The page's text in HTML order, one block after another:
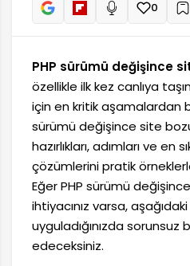
Sesli oku0 +
PHP sürümü değişince
özellikle ilk kez canlıya
için en kritik aşamalardan
sürümü değişince site
hazırlıkları, adımları ve en
çözümlerini pratik
Eğer PHP sürümü
ihtiyacınız varsa, aşağıdaki
uyguladığınızda sorunsuz
edeceksiniz.